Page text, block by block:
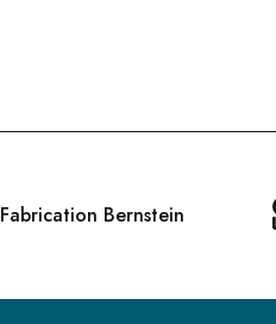
Fabrication Bernstein